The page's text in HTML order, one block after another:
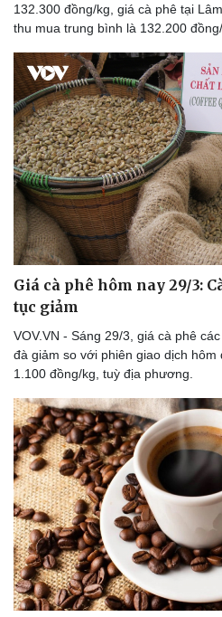
132.300 đồng/kg, giá cà phê tại
thu mua trung bình là 132.200 đồng/
Giá cà phê hôm nay 29/3:
tục giảm
VOV.VN - Sáng 29/3, giá cà phê
đà giảm so với phiên giao dịch
1.100 đồng/kg, tuỳ địa phương.